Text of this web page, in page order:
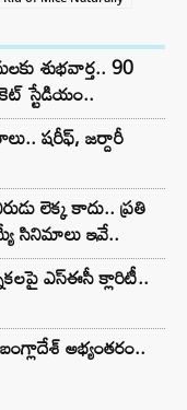
శుభవార్త.. 90
స్టేడియం..
షరీఫ్, జర్దారీ
లెక్క కాదు.. ప్రతి
సినిమాలు ఇవే..
ఎస్ఈసీ క్లారిటీ..
అభ్యంతరం..